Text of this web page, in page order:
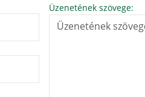
Üzenetének szövege: